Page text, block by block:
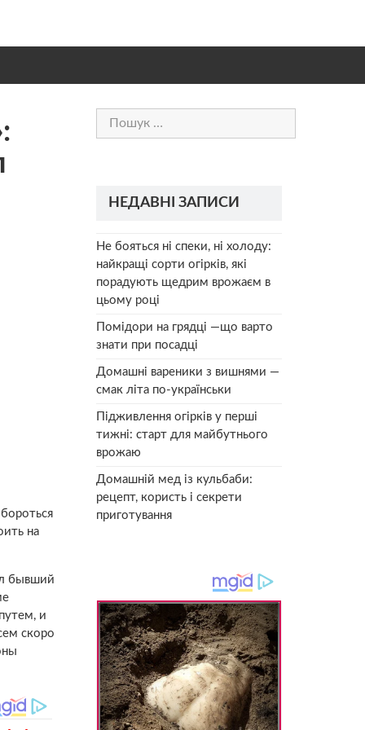
на
бывший
и
скоро
Пошук:
НЕДАВНІ ЗАПИСИ
Не бояться ні спеки, ні холоду:
найкращі сорти огірків, які
порадують щедрим врожаєм в
цьому році
Помідори на грядці —що варто
знати при посадці
Домашні вареники з вишнями —
смак літа по-українськи
Підживлення огірків у перші
тижні: старт для майбутнього
врожаю
Домашній мед із кульбаби:
рецепт, користь і секрети
приготування